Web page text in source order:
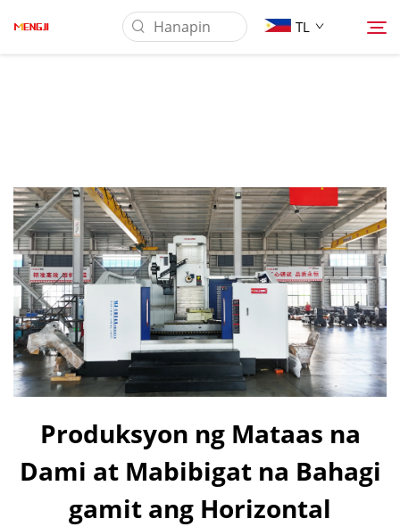
TL
Pag-aaplay
Ilagay
Balita
Makipag-ugnayan sa Amin
Produksyon ng Mataas na
Dami at Mabibigat na Bahagi
gamit ang Horizontal